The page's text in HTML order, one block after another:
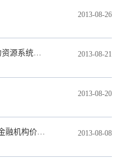
2013-08-26
金融机构发力人力资源管理 用友金融人力资源系统受亲睐 2013-08-21
2013-08-20
用友金融新一代管理会计平台Vmap 助力金融机构价值提升 2013-08-08